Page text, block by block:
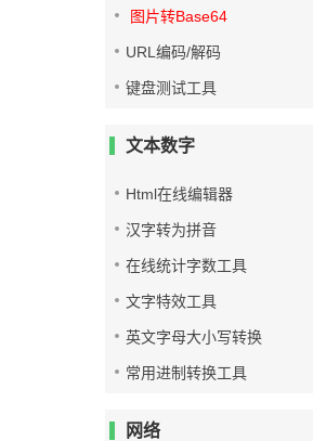
图片转Base64
URL编码/解码
键盘测试工具
文本数字
Html在线编辑器
汉字转为拼音
在线统计字数工具
文字特效工具
英文字母大小写转换
常用进制转换工具
网络